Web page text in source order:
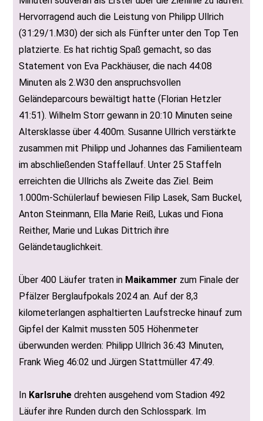
Hervorragend auch die Leistung von Philipp Ullrich
(31:29/1.M30) der sich als Fünfter unter den Top Ten
platzierte. Es hat richtig Spaß gemacht, so das
Statement von Eva Packhäuser, die nach 44:08
Minuten als 2.W30 den anspruchsvollen
Geländeparcours bewältigt hatte (Florian Hetzler
41:51). Wilhelm Storr gewann in 20:10 Minuten seine
Altersklasse über 4.400m. Susanne Ullrich verstärkte
zusammen mit Philipp und Johannes das Familienteam
im abschließenden Staffellauf. Unter 25 Staffeln
erreichten die Ullrichs als Zweite das Ziel. Beim
1.000m-Schülerlauf bewiesen Filip Lasek, Sam Buckel,
Anton Steinmann, Ella Marie Reiß, Lukas und Fiona
Reither, Marie und Lukas Dittrich ihre
Geländetauglichkeit.
Über 400 Läufer traten in Maikammer zum Finale der
Pfälzer Berglaufpokals 2024 an. Auf der 8,3
kilometerlangen asphaltierten Laufstrecke hinauf zum
Gipfel der Kalmit mussten 505 Höhenmeter
überwunden werden: Philipp Ullrich 36:43 Minuten,
Frank Wieg 46:02 und Jürgen Stattmüller 47:49.
In Karlsruhe drehten ausgehend vom Stadion 492
Läufer ihre Runden durch den Schlosspark. Im